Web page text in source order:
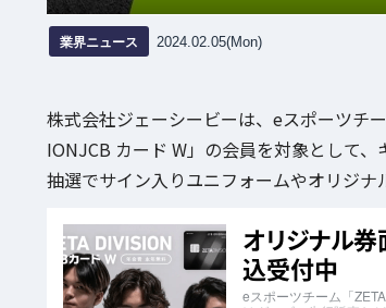
業界ニュース 2024.02.05(Mon)
株式会社ジェーシービーは、eスポーツチ
IONJCB カード W」の会員を対象として、
抽選でサイン入りユニフォームやオリジナ